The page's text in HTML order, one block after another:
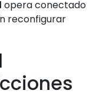
opera conectado
reconfigurar